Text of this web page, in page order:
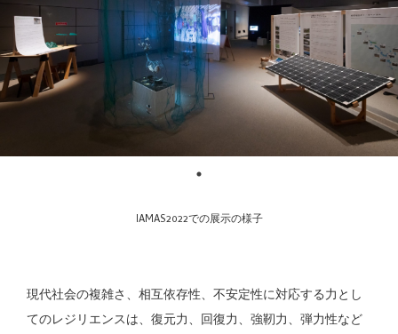
IAMAS2022での展示の様子
現代社会の複雑さ、相互依存性、不安定性に対応する力とし
てのレジリエンスは、復元力、回復力、強靭力、弾力性など